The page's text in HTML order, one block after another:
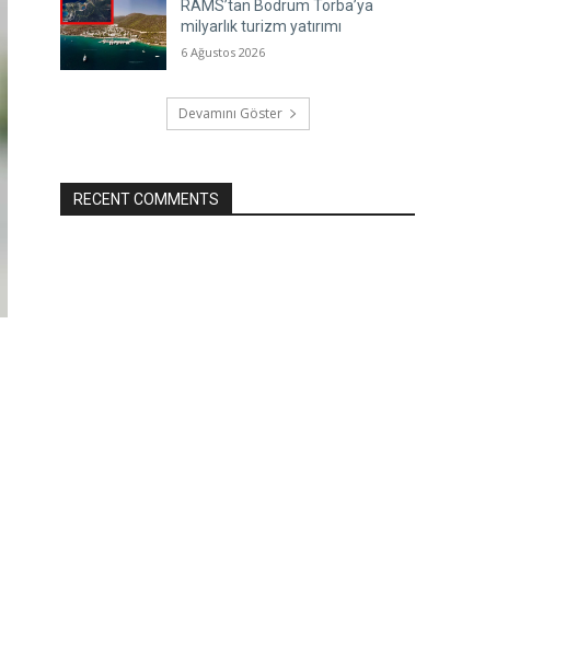
RAMS’tan Bodrum Torba’ya
milyarlık turizm yatırımı
6 Ağustos 2026
Devamını Göster
RECENT COMMENTS